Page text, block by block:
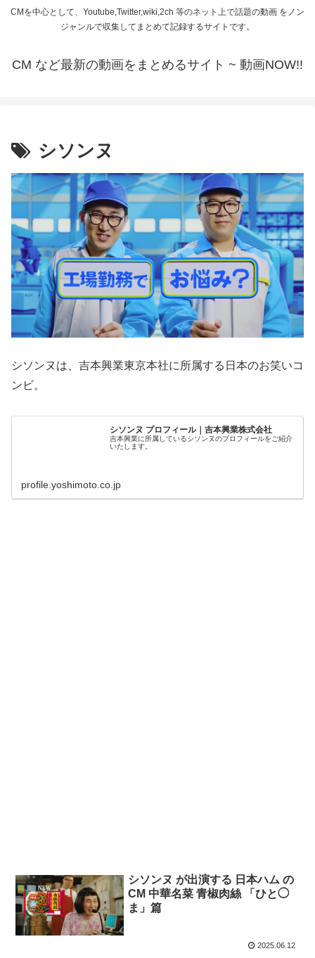
CMを中心として、Youtube,Twitter,wiki,2ch 等のネット上で話題の動画 をノン
ジャンルで収集してまとめて記録するサイトです。
CM など最新の動画をまとめるサイト ~ 動画NOW!!
シソンヌ
シソンヌは、吉本興業東京本社に所属する日本のお笑いコ
ンビ。
シソンヌ プロフィール｜吉本興業株式会社
吉本興業に所属しているシソンヌのプロフィールをご紹介
いたします。
profile.yoshimoto.co.jp
シソンヌ が出演する 日本ハム の
CM 中華名菜 青椒肉絲 「ひと◯
ま」篇
2025.06.12